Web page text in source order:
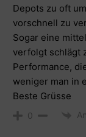
Depots zu oft
vorschnell zu
Sogar eine
verfolgt schlägt
Performance,
weniger man in
Beste Grüsse
0